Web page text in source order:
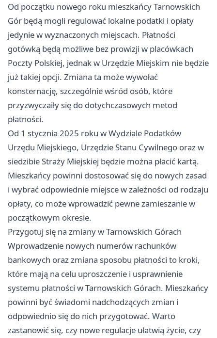
Od początku nowego roku mieszkańcy Tarnowskich
Gór będą mogli regulować lokalne podatki i opłaty
jedynie w wyznaczonych miejscach. Płatności
gotówką będą możliwe bez prowizji w placówkach
Poczty Polskiej, jednak w Urzędzie Miejskim nie będzie
już takiej opcji. Zmiana ta może wywołać
konsternację, szczególnie wśród osób, które
przyzwyczaiły się do dotychczasowych metod
płatności.
Od 1 stycznia 2025 roku w Wydziale Podatków
Urzędu Miejskiego, Urzędzie Stanu Cywilnego oraz w
siedzibie Straży Miejskiej będzie można płacić kartą.
Mieszkańcy powinni dostosować się do nowych zasad
i wybrać odpowiednie miejsce w zależności od rodzaju
opłaty, co może wprowadzić pewne zamieszanie w
początkowym okresie.
Przygotuj się na zmiany w Tarnowskich Górach
Wprowadzenie nowych numerów rachunków
bankowych oraz zmiana sposobu płatności to kroki,
które mają na celu uproszczenie i usprawnienie
systemu płatności w Tarnowskich Górach. Mieszkańcy
powinni być świadomi nadchodzących zmian i
odpowiednio się do nich przygotować. Warto
zastanowić się, czy nowe regulacje ułatwią życie, czy